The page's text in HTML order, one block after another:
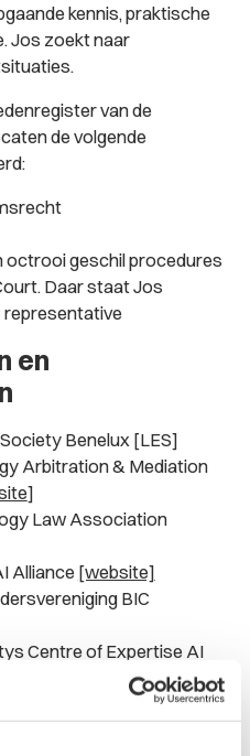
kennis, praktische
Jos zoekt naar
van de
de volgende
octrooi geschil procedures
Daar staat Jos
representative
en
Benelux [LES]
Arbitration & Mediation
]
Law Association
Alliance [website]
BIC
Centre of Expertise AI